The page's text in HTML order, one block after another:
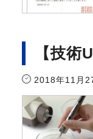
【技
2018年11月